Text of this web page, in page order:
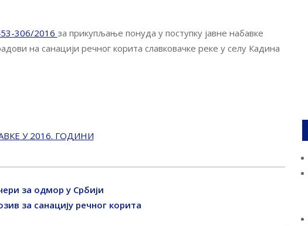
306/2016 за прикупљање понуда у поступку јавне набавке
на санацији речног корита славковачке реке у селу Кадина
У 2016. ГОДИНИ
за одмор у Србији
за санацију речног корита